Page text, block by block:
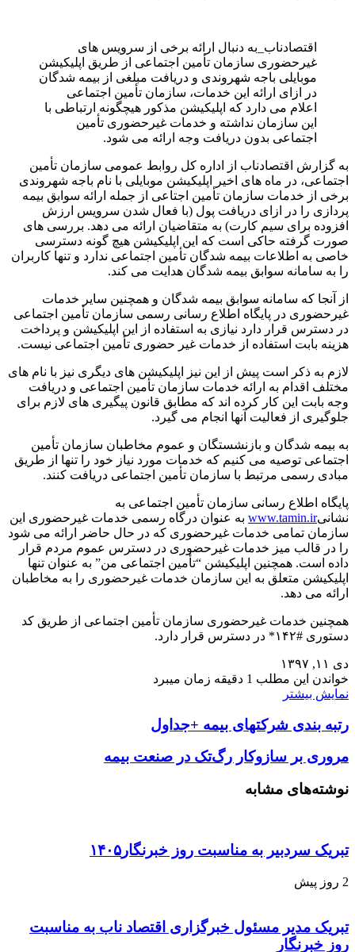
اقتصادناب_به دنبال ارائه برخی از سرویس های
غیرحضوری سازمان تأمین اجتماعی از طریق اپلیکیشن
موبایلی باجه شهروندی و دریافت مبلغی از بیمه شدگان
در ازای ارائه این خدمات، سازمان تأمین اجتماعی
اعلام می دارد که اپلیکیشن مذکور هیچگونه ارتباطی با
این سازمان نداشته و خدمات غیرحضوری تأمین
اجتماعی بدون دریافت وجه ارائه می شود.
به گزارش اقتصادناب از اداره کل روابط عمومی سازمان تأمین
اجتماعی، در ماه های اخیر اپلیکیشن موبایلی با نام باجه شهروندی
برخی از خدمات سازمان تأمین اجتاعی از جمله ارائه سوابق بیمه
پردازی را در ازای دریافت پول (با فعال شدن سرویس ارزش
افزوده برای سیم کارت) به متقاضیان ارائه می دهد. بررسی های
صورت گرفته حاکی است که این اپلیکیشن هیچ گونه دسترسی
خاصی به اطلاعات بیمه شدگان تأمین اجتماعی ندارد و تنها کاربران
را به سامانه سوابق بیمه شدگان هدایت می کند.
از آنجا که سامانه سوابق بیمه شدگان و همچنین سایر خدمات
غیرحضوری در پایگاه اطلاع رسانی رسمی سازمان تأمین اجتماعی
در دسترس قرار دارد نیازی به استفاده از این اپلیکیشن و پرداخت
هزینه بابت استفاده از خدمات غیر حضوری تأمین اجتماعی نیست.
لازم به ذکر است پیش از این نیز اپلیکیشن های دیگری نیز با نام های
مختلف اقدام به ارائه خدمات سازمان تأمین اجتماعی و دریافت
وجه بابت این کار کرده اند که مطابق قانون پیگیری های لازم برای
جلوگیری از فعالیت آنها انجام می گیرد.
به بیمه شدگان و بازنشستگان و عموم مخاطبان سازمان تأمین
اجتماعی توصیه می کنیم که خدمات مورد نیاز خود را تنها از طریق
مبادی رسمی مرتبط با سازمان تأمین اجتماعی دریافت کنند.
پایگاه اطلاع رسانی سازمان تأمین اجتماعی به
نشانیwww.tamin.ir به عنوان درگاه رسمی خدمات غیرحضوری این
سازمان تمامی خدمات غیرحضوری که در حال حاضر ارائه می شود
را در قالب میز خدمات غیرحضوری در دسترس عموم مردم قرار
داده است. همچنین اپلیکیشن “تأمین اجتماعی من” به عنوان تنها
اپلیکیشن متعلق به این سازمان خدمات غیرحضوری را به مخاطبان
ارائه می دهد.
همچنین خدمات غیرحضوری سازمان تأمین اجتماعی از طریق کد
دستوری #۱۴۲* در دسترس قرار دارد.
دی ۱۱, ۱۳۹۷
خواندن این مطلب 1 دقیقه زمان میبرد
نمایش بیشتر
رتبه بندی شرکتهای بیمه +جداول
مروری بر سازوکار رگ‌تک در صنعت بیمه
نوشته‌های مشابه
تبریک سردبیر به مناسبت روز خبرنگار۱۴۰۵
2 روز پیش
تبریک مدیر مسئول خبرگزاری اقتصاد ناب به مناسبت
روز خبرنگار